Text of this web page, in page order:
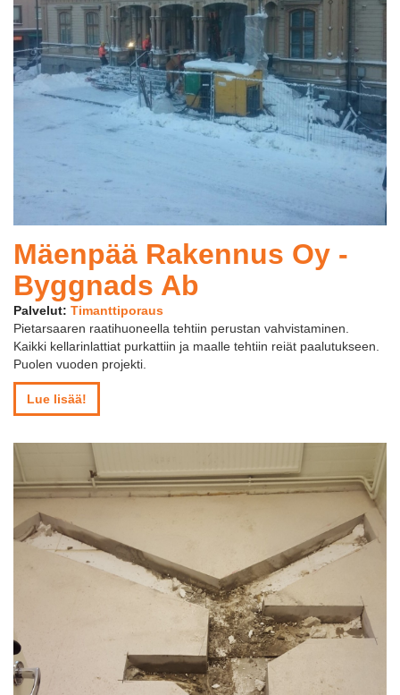
Mäenpää Rakennus Oy -
Byggnads Ab
Palvelut: Timanttiporaus
Pietarsaaren raatihuoneella tehtiin perustan vahvistaminen.
Kaikki kellarinlattiat purkattiin ja maalle tehtiin reiät paalutukseen.
Puolen vuoden projekti.
Lue lisää!